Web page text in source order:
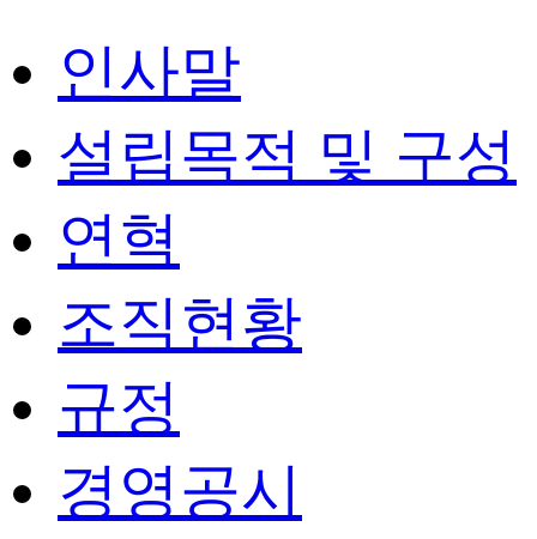
인사말
설립목적 및 구성
연혁
조직현황
규정
경영공시